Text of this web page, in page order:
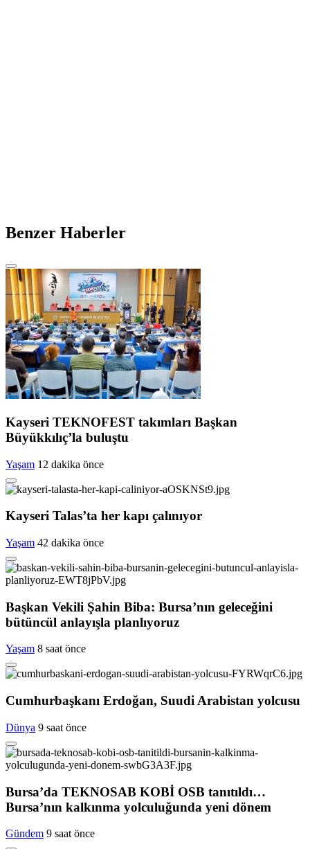
Benzer Haberler
Kayseri TEKNOFEST takımları Başkan
Büyükkılıç’la buluştu
Yaşam 12 dakika önce
Kayseri Talas’ta her kapı çalınıyor
Yaşam 42 dakika önce
Başkan Vekili Şahin Biba: Bursa’nın geleceğini
bütüncül anlayışla planlıyoruz
Yaşam 8 saat önce
Cumhurbaşkanı Erdoğan, Suudi Arabistan yolcusu
Dünya 9 saat önce
Bursa’da TEKNOSAB KOBİ OSB tanıtıldı…
Bursa’nın kalkınma yolculuğunda yeni dönem
Gündem 9 saat önce